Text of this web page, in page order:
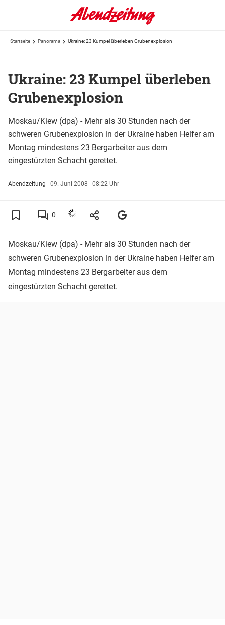
Startseite Panorama Ukraine: 23 Kumpel überleben Grubenexplosion
Ukraine: 23 Kumpel überleben
Grubenexplosion
Moskau/Kiew (dpa) - Mehr als 30 Stunden nach der
schweren Grubenexplosion in der Ukraine haben Helfer am
Montag mindestens 23 Bergarbeiter aus dem
eingestürzten Schacht gerettet.
Abendzeitung | 09. Juni 2008 - 08:22 Uhr
0
Moskau/Kiew (dpa) - Mehr als 30 Stunden nach der
schweren Grubenexplosion in der Ukraine haben Helfer am
Montag mindestens 23 Bergarbeiter aus dem
eingestürzten Schacht gerettet.